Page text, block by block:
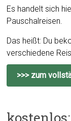
Es handelt sich
Pauschalreisen.
Das heißt: Du
verschiedene
>>> zum